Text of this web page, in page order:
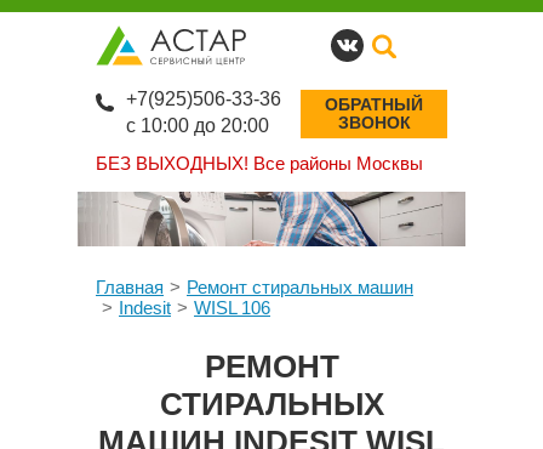
БЕЗ ВЫХОДНЫХ! Все районы Москвы
+7(925)506-33-36
с 10:00 до 20:00
ОБРАТНЫЙ
ЗВОНОК
Главная
Ремонт стиральных машин
Indesit
WISL 106
РЕМОНТ
СТИРАЛЬНЫХ
МАШИН INDESIT WISL